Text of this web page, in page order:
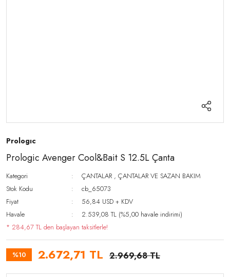
Prologıc
Prologic Avenger Cool&Bait S 12.5L Çanta
Kategori ÇANTALAR ,ÇANTALAR VE SAZAN BAKIM
Stok Kodu
cb_65073
Fiyat
56,84 USD + KDV
Havale
2.539,08 TL (%5,00 havale indirimi)
* 284,67 TL den başlayan taksitlerle!
%10 2.672,71 TL 2.969,68 TL